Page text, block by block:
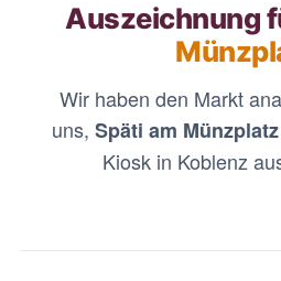
Auszeichnung
Wir haben den Markt
uns, Späti am Münzplatz
Kiosk in Koblenz